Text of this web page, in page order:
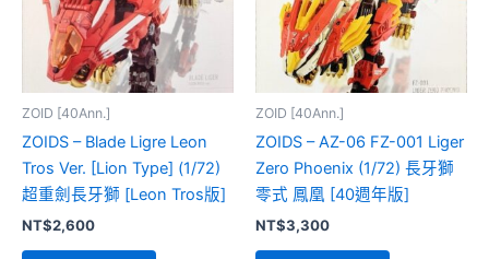
ZOID [40Ann.]
ZOIDS – Blade Ligre Leon
Tros Ver. [Lion Type] (1/72)
超重劍長牙獅 [Leon Tros版]
NT$2,600
ZOID [40Ann.]
ZOIDS – AZ-06 FZ-001 Liger
Zero Phoenix (1/72) 長牙獅
零式 鳳凰 [40週年版]
NT$3,300